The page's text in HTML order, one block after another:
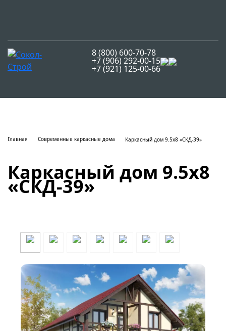
8 (800) 600-70-78
+7 (906) 292-00-15
+7 (921) 125-00-66
Главная Современные каркасные дома Каркасный дом 9.5x8 «СКД-39»
Каркасный дом 9.5x8
«СКД-39»